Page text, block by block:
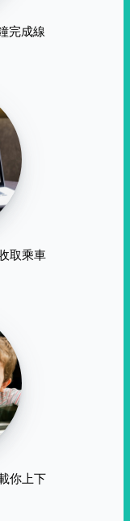
完成線
取乘車
你上下